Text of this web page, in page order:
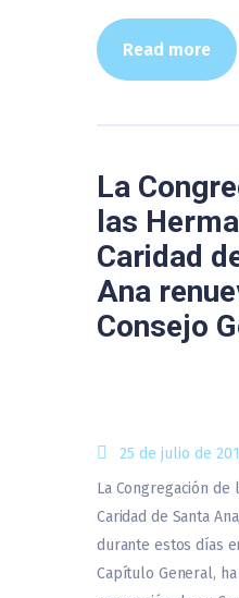
Read more
La
las
Caridad
Ana
Consejo
25 de julio de
La Congregación de
Caridad de Santa
durante estos días
Capítulo General,